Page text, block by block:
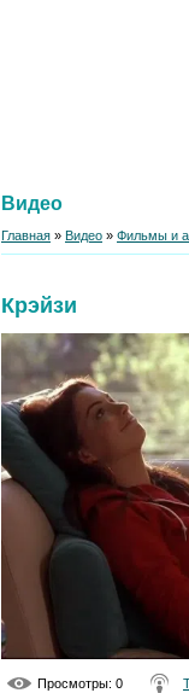
Видео
Главная » Видео » Фильмы и
Крэйзи
Просмотры: 0